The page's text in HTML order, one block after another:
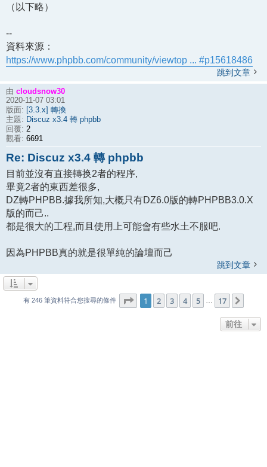
（以下略）
--
資料來源：
https://www.phpbb.com/community/viewtop ... #p15618486
跳到文章
由 cloudsnow30
2020-11-07 03:01
版面: [3.3.x] 轉換
主題: Discuz x3.4 轉 phpbb
回覆: 2
觀看: 6691
Re: Discuz x3.4 轉 phpbb
目前並沒有直接轉换2者的程序,
畢竟2者的東西差很多,
DZ轉PHPBB.據我所知,大概只有DZ6.0版的轉PHPBB3.0.X
版的而己..
都是很大的工程,而且使用上可能會有些水土不服吧.
因為PHPBB真的就是很單純的論壇而己
跳到文章
有 246 筆資料符合您搜尋的條件 第1 頁 (共 17頁)
1 2 3 4 5 … 17
前往